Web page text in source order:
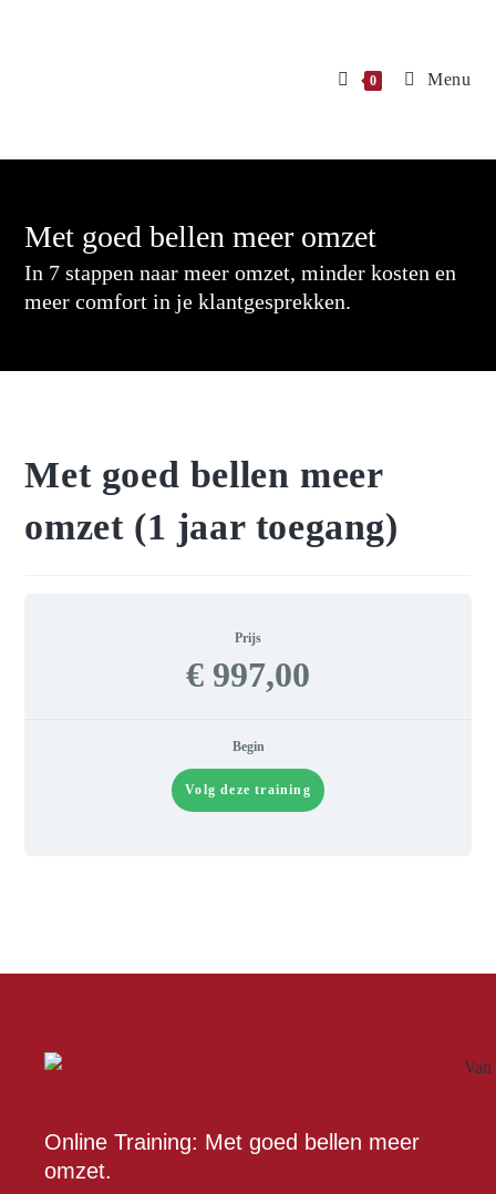
0 Menu
Met goed bellen meer omzet
In 7 stappen naar meer omzet, minder kosten en
meer comfort in je klantgesprekken.
Met goed bellen meer
omzet (1 jaar toegang)
Prijs
€ 997,00
Begin
Volg deze training
Online Training: Met goed bellen meer
omzet.